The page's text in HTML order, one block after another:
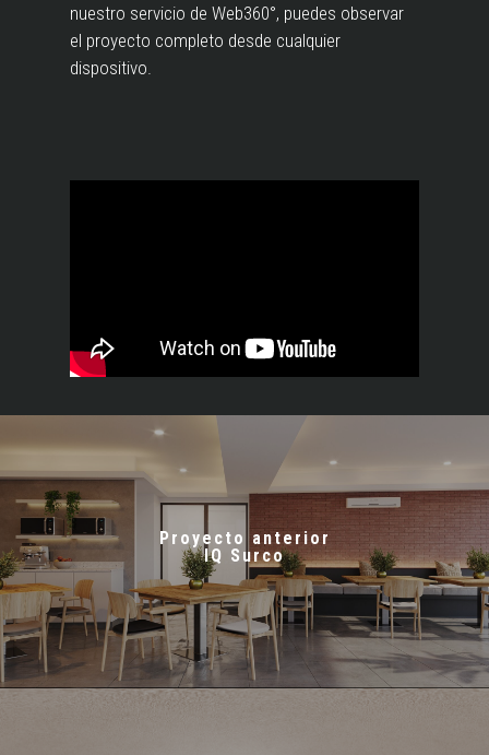
nuestro servicio de Web360°, puedes observar
el proyecto completo desde cualquier
dispositivo.
Proyecto anterior
IQ Surco